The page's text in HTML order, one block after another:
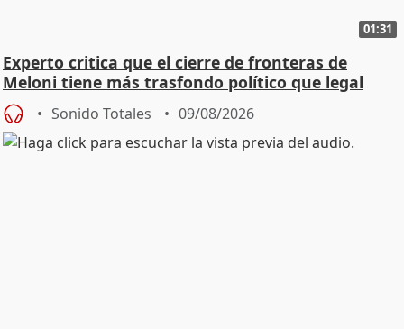
01:31
Experto critica que el cierre de fronteras de
Meloni tiene más trasfondo político que legal
Sonido Totales 09/08/2026